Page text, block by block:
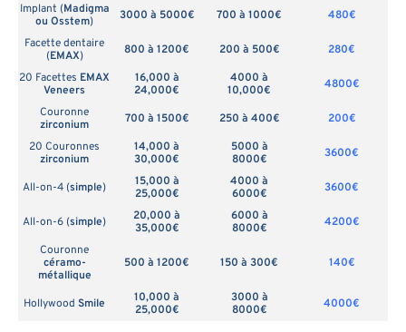
Implant (Madigma
ou Osstem) 3000 à 5000€ 700 à 1000€
480€
Facette dentaire
(EMAX) 800 à 1200€ 200 à 500€
280€
20 Facettes EMAX
Veneers
16,000 à
24,000€
4000 à
10,000€
4800€
Couronne
zirconium
700 à 1500€ 250 à 400€
200€
20 Couronnes
zirconium
14,000 à
30,000€
5000 à
8000€
3600€
All-on-4 (simple)
15,000 à
25,000€
4000 à
6000€
3600€
All-on-6 (simple)
20,000 à
35,000€
6000 à
8000€
4200€
Couronne
céramo-
métallique
500 à 1200€ 150 à 300€ 140€
Hollywood Smile
10,000 à
25,000€
3000 à
8000€
4000€